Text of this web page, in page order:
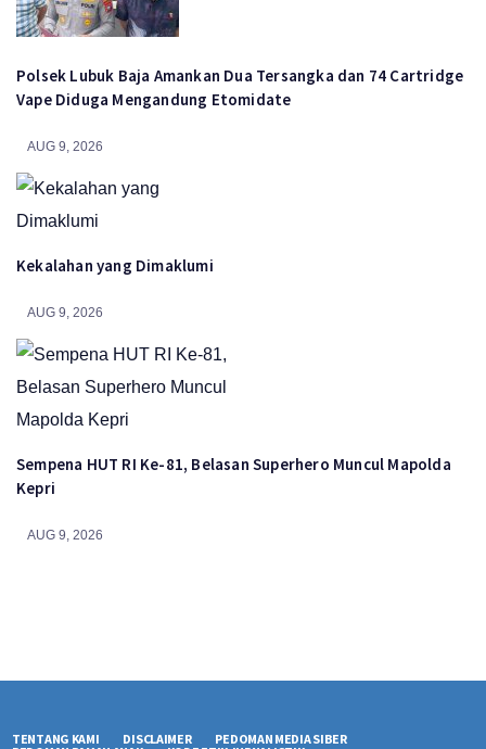
Polsek Lubuk Baja Amankan Dua Tersangka dan 74 Cartridge
Vape Diduga Mengandung Etomidate
AUG 9, 2026
Kekalahan yang Dimaklumi
AUG 9, 2026
Sempena HUT RI Ke-81, Belasan Superhero Muncul Mapolda
Kepri
AUG 9, 2026
TENTANG KAMI DISCLAIMER
PEDOMAN MEDIA SIBER